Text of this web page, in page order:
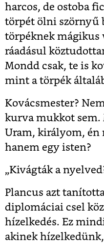
harcos, de ostoba
törpét ölni szörnyű
törpéknek mágikus
ráadásul
Mondd csak, te is
mint a törpék
Kovácsmester?
kurva mukkot sem.
Uram, királyom, én
hanem egy isten?
„Kivágták a
Plancus azt
diplomáciai csel
hízelkedés. Ez
akinek